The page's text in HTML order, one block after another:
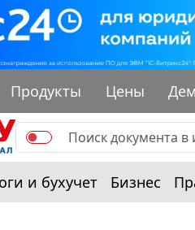
Продукты Цены
и бухучет Бизнес